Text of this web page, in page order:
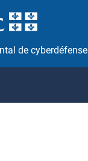
de cyberdéfense